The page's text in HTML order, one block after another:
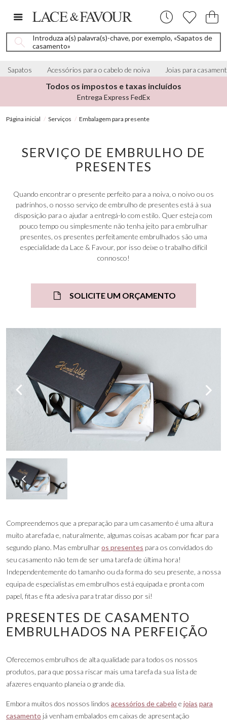
Introduza a(s) palavra(s)-chave, por exemplo, «Sapatos de
casamento»
Sapatos Acessórios para o cabelo de noiva Joias para
Todos os impostos e taxas incluídos
Entrega Express FedEx
Página inicial Serviços Embalagem para presente
SERVIÇO DE EMBRULHO DE
PRESENTES
Quando encontrar o presente perfeito para a noiva, o noivo ou os
padrinhos, o nosso serviço de embrulho de presentes está à sua
disposição para o ajudar a entregá-lo com estilo. Quer esteja com
pouco tempo ou simplesmente não tenha jeito para embrulhar
presentes, os presentes perfeitamente embrulhados são uma
especialidade da Lace & Favour, por isso deixe o trabalho difícil
connosco!
SOLICITE UM ORÇAMENTO
Compreendemos que a preparação para um casamento é uma altura
muito atarefada e, naturalmente, algumas coisas acabam por ficar para
segundo plano. Mas embrulharos presentes para os convidados do
seu casamento não tem de ser uma tarefa de última hora!
Independentemente do tamanho ou da forma do seu presente, a nossa
equipa de especialistas em embrulhos está equipada e pronta com
papel, fitas e fita adesiva para tratar disso por si!
PRESENTES DE CASAMENTO
EMBRULHADOS NA PERFEIÇÃO
Oferecemos embrulhos de alta qualidade para todos os nossos
produtos, para que possa riscar mais uma tarefa da sua lista de
afazeres enquanto planeia o grande dia.
Embora muitos dos nossos lindos acessórios de cabelo e joias para
casamento já venham embalados em caixas de apresentação